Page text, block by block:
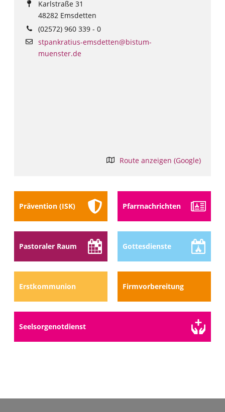
Karlstraße 31
48282 Emsdetten
(02572) 960 339 - 0
stpankratius-emsdetten@bistum-
muenster.de
Route anzeigen (Google)
Prävention (ISK) Pfarr­nach­richten
Pastoraler Raum Gottes­dienste
Erstkommunion Firmvorbereitung
Seelsorge­notdienst